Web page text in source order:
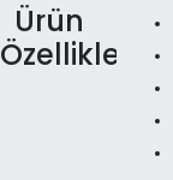
Ürün
Özellikleri